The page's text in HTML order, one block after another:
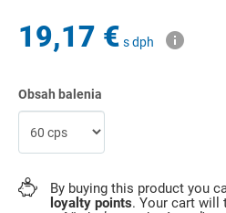
19,17 € s dph
Obsah balenia
By buying this product you
loyalty points. Your cart will